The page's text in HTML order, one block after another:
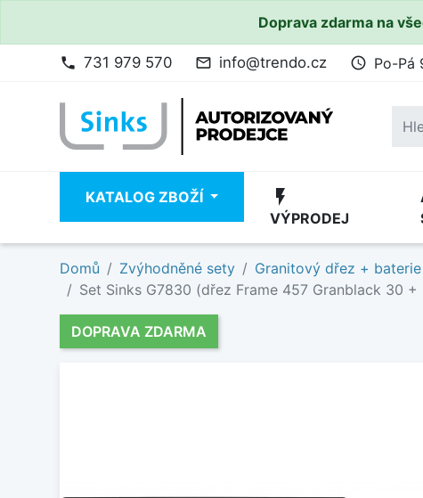
Doprava zdarma na
phone 731 979 570 mail_outline info@trendo.cz access_time Po-Pá
KATALOG ZBOŽÍ flash_on
VÝPRODEJ
Domů Zvýhodněné sety Granitový dřez + baterie
Set Sinks G7830 (dřez Frame 457 Granblack 30
DOPRAVA ZDARMA